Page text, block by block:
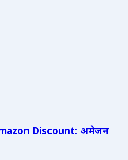
Discount: अमेजन